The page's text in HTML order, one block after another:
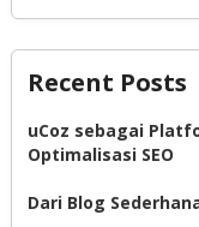
Recent Posts
uCoz sebagai
Optimalisasi SEO
Dari Blog